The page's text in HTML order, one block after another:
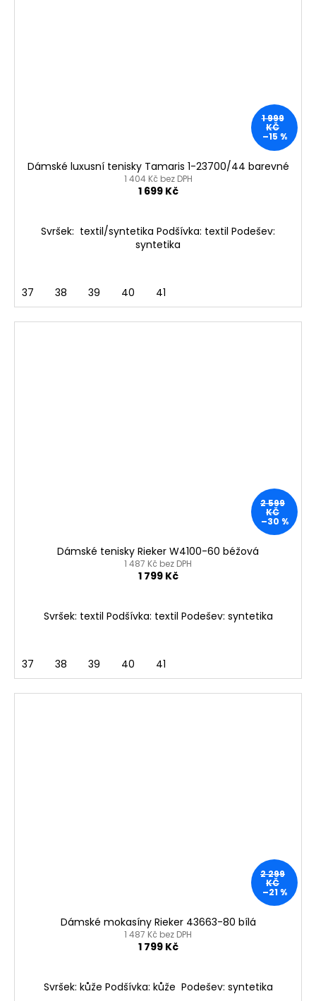
1 999
KČ
–15 %
Dámské luxusní tenisky Tamaris 1-23700/44 barevné
1 404 Kč bez DPH
1 699 Kč
Svršek: textil/syntetika Podšívka: textil Podešev:
syntetika
37 38 39 40 41
2 599
KČ
–30 %
Dámské tenisky Rieker W4100-60 béžová
1 487 Kč bez DPH
1 799 Kč
Svršek: textil Podšívka: textil Podešev: syntetika
37 38 39 40 41
2 299
KČ
–21 %
Dámské mokasíny Rieker 43663-80 bílá
1 487 Kč bez DPH
1 799 Kč
Svršek: kůže Podšívka: kůže Podešev: syntetika